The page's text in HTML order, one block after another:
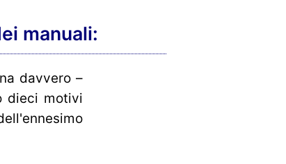
manuali:
davvero –
dieci motivi